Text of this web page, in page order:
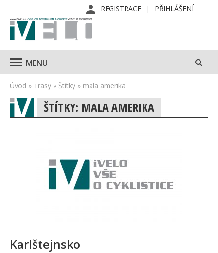
REGISTRACE PŘIHLÁŠENÍ
MENU
Úvod » Trasy » Štítky » mala amerika
ŠTÍTKY: MALA AMERIKA
Karlštejnsko